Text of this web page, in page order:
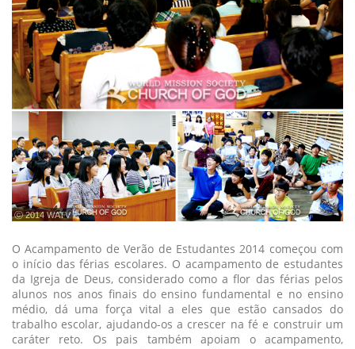
ⓒ 2014 WATV
O Acampamento de Verão de Estudantes 2014 começou com
o início das férias escolares. O acampamento de estudantes
da Igreja de Deus, considerado como a flor das férias pelos
alunos nos anos finais do ensino fundamental e no ensino
médio, dá uma força vital a eles que estão cansados do
trabalho escolar, ajudando-os a crescer na fé e construir um
caráter reto. Os pais também apoiam o acampamento,